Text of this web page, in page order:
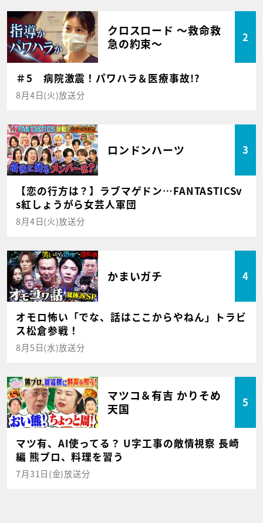
クロスロード ～救命救
急の約束～
2
＃5 病院激震！パワハラ＆医療事故!?
8月4日(火)放送分
ロンドンハーツ 3
【恋の行方は？】ラブマゲドン…FANTASTICSv
s紅しょうがら女芸人軍団
8月4日(火)放送分
かまいガチ 4
オモロ怖い「でな、話はここからやねん」トラビ
ス松倉参戦！
8月5日(水)放送分
マツコ＆有吉 かりそめ
天国
5
マツ有、AI使ってる？ U字工事の敵情視察 長崎
編 熊プロ、料理を習う
7月31日(金)放送分